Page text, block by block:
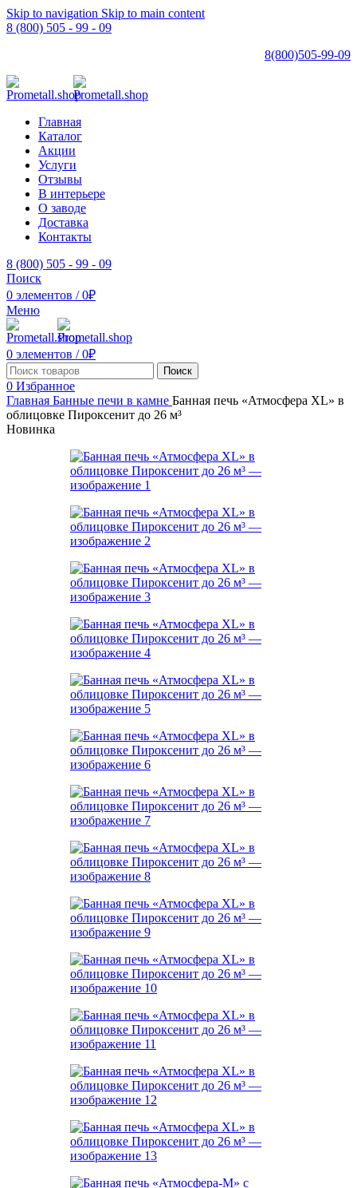
Skip to navigation Skip to main content
8 (800) 505 - 99 - 09
8(800)505-99-09
Главная
Каталог
Акции
Услуги
Отзывы
В интерьере
О заводе
Доставка
Контакты
8 (800) 505 - 99 - 09
Поиск
0 элементов / 0₽
Меню
0 элементов / 0₽
Поиск
0 Избранное
Главная Банные печи в камне Банная печь «Атмосфера XL» в
облицовке Пироксенит до 26 м³
Новинка